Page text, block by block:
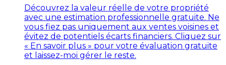
Découvrez la valeur réelle de votre propriété
avec une estimation professionnelle gratuite. Ne
vous fiez pas uniquement aux ventes voisines et
évitez de potentiels écarts financiers. Cliquez sur
« En savoir plus » pour votre évaluation gratuite
et laissez-moi gérer le reste.